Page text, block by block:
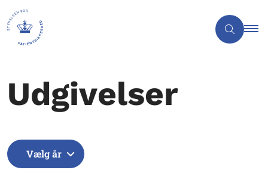
Udgivelser
Vælg år